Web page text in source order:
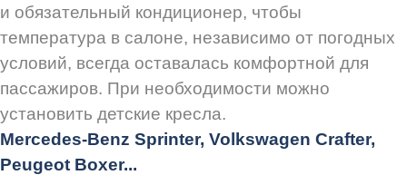
и обязательный кондиционер, чтобы
температура в салоне, независимо от погодных
условий, всегда оставалась комфортной для
пассажиров. При необходимости можно
установить детские кресла.
Mercedes-Benz Sprinter, Volkswagen Crafter,
Peugeot Boxer...